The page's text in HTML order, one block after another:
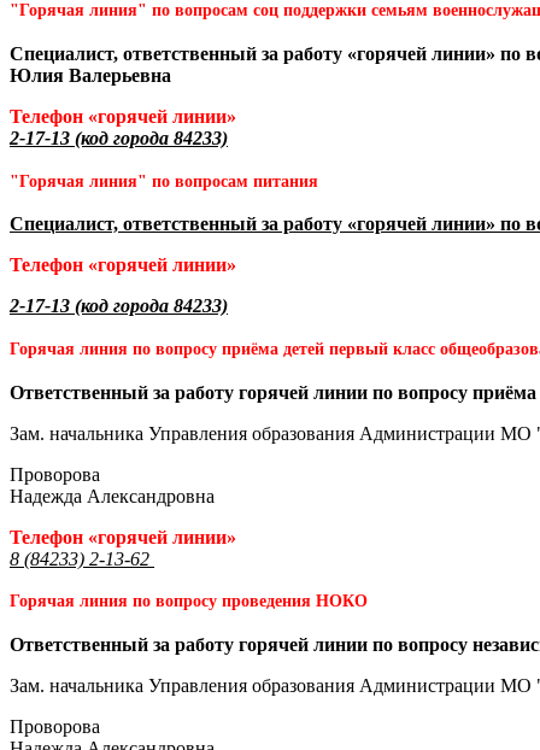
"Горячая линия" по вопросам соц поддержки семьям
Специалист, ответственный за работу «горячей линии»
Юлия Валерьевна
Телефон «горячей линии»
2-17-13 (код города 84233)
"Горячая линия" по вопросам питания
Специалист, ответственный за работу «горячей линии» по
Телефон «горячей линии»
2-17-13 (код города 84233)
Горячая линия по вопросу приёма детей первый класс
Ответственный за работу горячей линии по вопросу
Зам. начальника Управления образования Администрации МО
Проворова
Надежда Александровна
Телефон «горячей линии»
8 (84233) 2-13-62
Горячая линия по вопросу проведения НОКО
Ответственный за работу горячей линии по вопросу
Зам. начальника Управления образования Администрации МО
Проворова